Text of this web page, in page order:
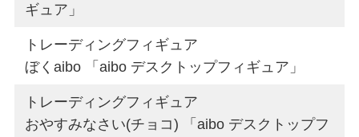
ギュア」
トレーディングフィギュア
ぼくaibo 「aibo デスクトップフィギュア」
トレーディングフィギュア
おやすみなさい(チョコ) 「aibo デスクトップフ